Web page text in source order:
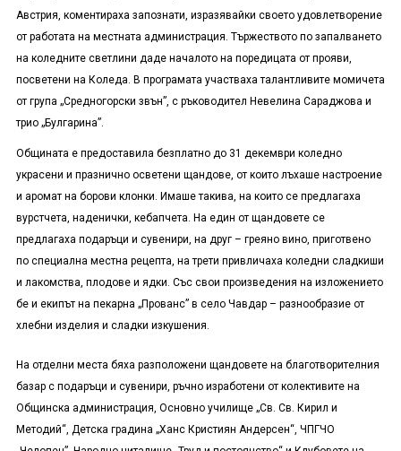
Австрия, коментираха запознати, изразявайки своето удовлетворение
от работата на местната администрация. Тържеството по запалването
на коледните светлини даде началото на поредицата от прояви,
посветени на Коледа. В програмата участваха талантливите момичета
от група „Средногорски звън”, с ръководител Невелина Сараджова и
трио „Булгарина”.
Общината е предоставила безплатно до 31 декември коледно
украсени и празнично осветени щандове, от които лъхаше настроение
и аромат на борови клонки. Имаше такива, на които се предлагаха
вурстчета, наденички, кебапчета. На един от щандовете се
предлагаха подаръци и сувенири, на друг – греяно вино, приготвено
по специална местна рецепта, на трети привличаха коледни сладкиши
и лакомства, плодове и ядки. Със свои произведения на изложението
бе и екипът на пекарна „Прованс” в село Чавдар – разнообразие от
хлебни изделия и сладки изкушения.
На отделни места бяха разположени щандовете на благотворителния
базар с подаръци и сувенири, ръчно изработени от колективите на
Общинска администрация, Основно училище „Св. Св. Кирил и
Методий“, Детска градина „Ханс Кристиян Андерсен“, ЧПГЧО